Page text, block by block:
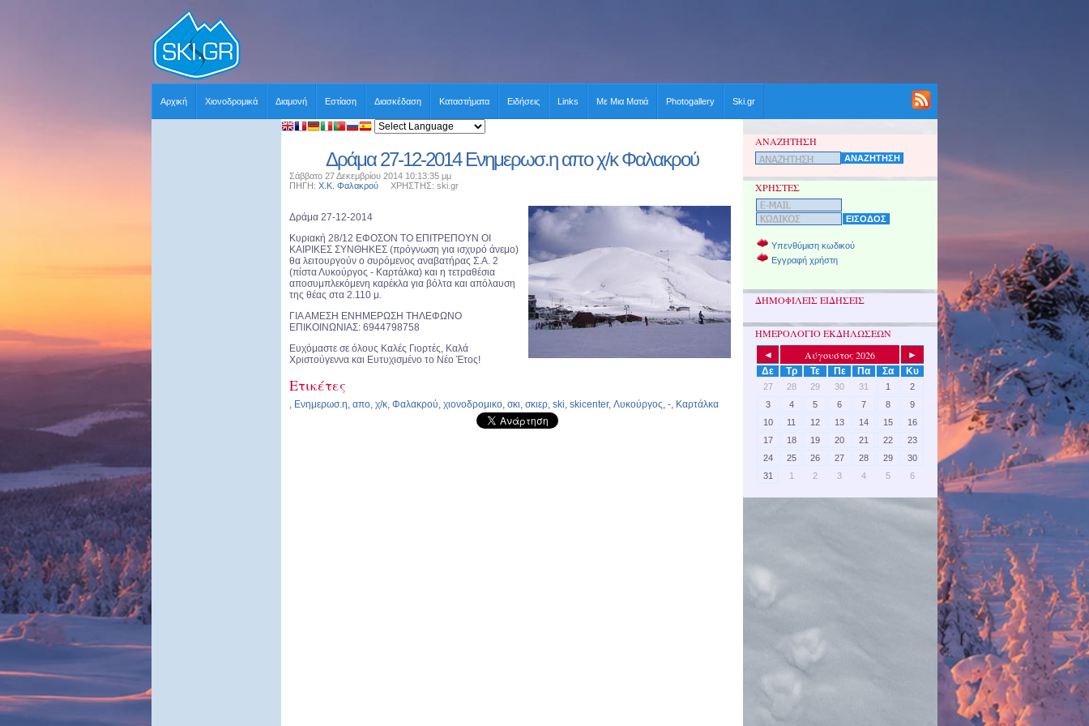
Αρχική Χιονοδρομικά Διαμονή Εστίαση Διασκέδαση Καταστήματα Ειδήσεις Links Με Μια Ματιά Photogallery Ski.gr
Δράμα 27-12-2014 Ενημερωσ.η απο χ/κ Φαλακρού
Σάββατο 27 Δεκεμβρίου 2014 10:13:35 μμ
ΠΗΓΗ: Χ.Κ. Φαλακρού ΧΡΗΣΤΗΣ: ski.gr
Δράμα 27-12-2014
Κυριακή 28/12 ΕΦΟΣΟΝ ΤΟ ΕΠΙΤΡΕΠΟΥΝ ΟΙ
ΚΑΙΡΙΚΕΣ ΣΥΝΘΗΚΕΣ (πρόγνωση για ισχυρό άνεμο)
θα λειτουργούν ο συρόμενος αναβατήρας Σ.Α. 2
(πίστα Λυκούργος - Καρτάλκα) και η τετραθέσια
αποσυμπλεκόμενη καρέκλα για βόλτα και απόλαυση
της θέας στα 2.110 μ.
ΓΙΑ ΑΜΕΣΗ ΕΝΗΜΕΡΩΣΗ ΤΗΛΕΦΩΝΟ
ΕΠΙΚΟΙΝΩΝΙΑΣ: 6944798758
Ευχόμαστε σε όλους Καλές Γιορτές, Καλά
Χριστούγεννα και Ευτυχισμένο το Νέο Έτος!
Ετικέτες
, Ενημερωσ.η, απο, χ/κ, Φαλακρού, χιονοδρομικο, σκι, σκιερ, ski, skicenter, Λυκούργος, -, Καρτάλκα
ΑΝΑΖΗΤΗΣΗ
ΧΡΗΣΤΕΣ
Υπενθύμιση κωδικού
Εγγραφή χρήστη
ΔΗΜΟΦΙΛΕΙΣ ΕΙΔΗΣΕΙΣ
ΗΜΕΡΟΛΟΓΙΟ ΕΚΔΗΛΩΣΕΩΝ
◄ Αύγουστος 2026
►
Δε
Τρ Τε Πε Πα Σα Κυ
27 28 29 30 31 1
2
3
4 5 6 7 8
9
10
11 12 13 14 15
16
17
18 19 20 21 22
23
24
25 26 27 28 29
30
31
1 2 3 4 5 6